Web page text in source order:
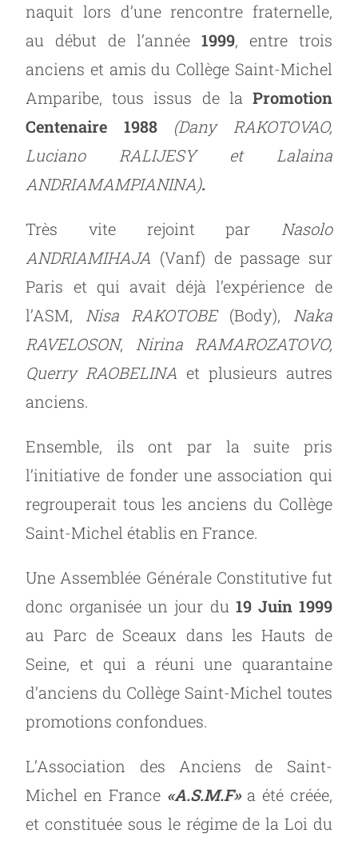
naquit lors d’une rencontre fraternelle,
au début de l’année 1999, entre trois
anciens et amis du Collège Saint-Michel
Amparibe, tous issus de la Promotion
Centenaire 1988 (Dany RAKOTOVAO,
Luciano RALIJESY et Lalaina
ANDRIAMAMPIANINA).
Très vite rejoint par Nasolo
ANDRIAMIHAJA (Vanf) de passage sur
Paris et qui avait déjà l’expérience de
l’ASM, Nisa RAKOTOBE (Body), Naka
RAVELOSON, Nirina RAMAROZATOVO,
Querry RAOBELINA et plusieurs autres
anciens.
Ensemble, ils ont par la suite pris
l’initiative de fonder une association qui
regrouperait tous les anciens du Collège
Saint-Michel établis en France.
Une Assemblée Générale Constitutive fut
donc organisée un jour du 19 Juin 1999
au Parc de Sceaux dans les Hauts de
Seine, et qui a réuni une quarantaine
d’anciens du Collège Saint-Michel toutes
promotions confondues.
L’Association des Anciens de Saint-
Michel en France «A.S.M.F»a été créée,
et constituée sous le régime de la Loi du